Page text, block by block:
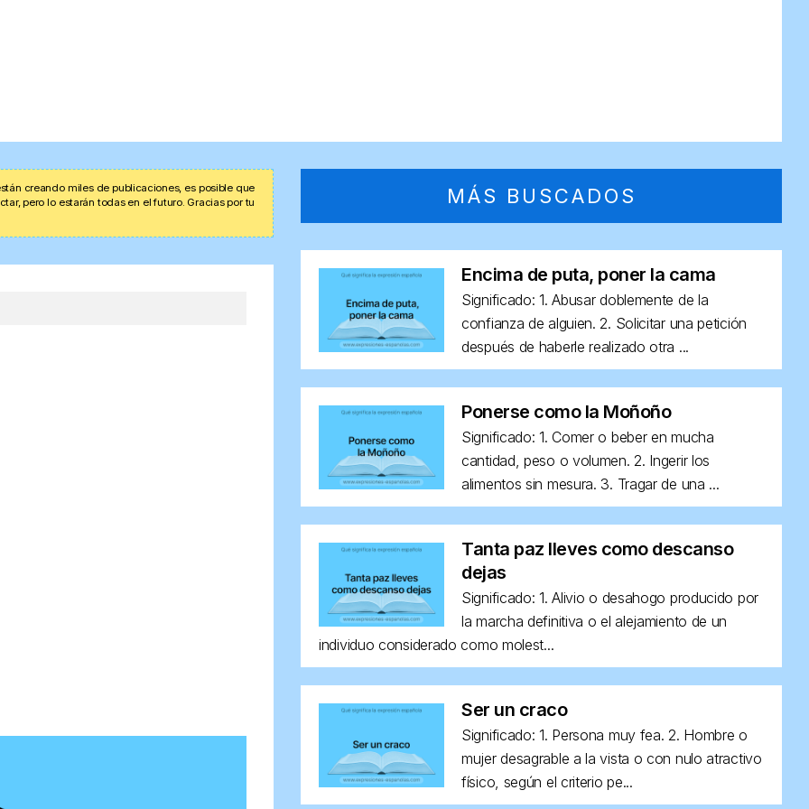
creando miles de publicaciones, es posible que
pero lo estarán todas en el futuro. Gracias por tu
MÁS BUSCADOS
Encima de puta, poner la cama
Significado: 1. Abusar doblemente de la
confianza de alguien. 2. Solicitar una petición
después de haberle realizado otra ...
Ponerse como la Moñoño
Significado: 1. Comer o beber en mucha
cantidad, peso o volumen. 2. Ingerir los
alimentos sin mesura. 3. Tragar de una ...
Tanta paz lleves como descanso
dejas
Significado: 1. Alivio o desahogo producido por
la marcha definitiva o el alejamiento de un
individuo considerado como molest...
Ser un craco
Significado: 1. Persona muy fea. 2. Hombre o
mujer desagrable a la vista o con nulo atractivo
físico, según el criterio pe...